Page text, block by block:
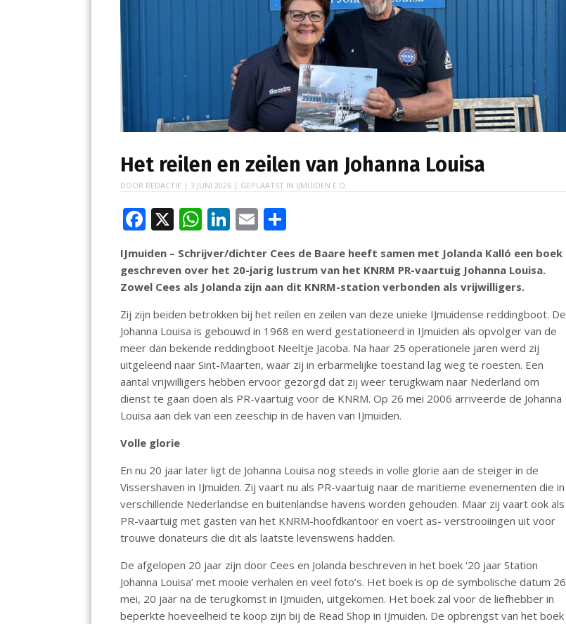
Het reilen en zeilen van Johanna Louisa
DOOR REDACTIE |3 JUNI 2026 | GEPLAATST IN IJMUIDEN E.O.
F
ac
e
b
o
o
k
X W
h
at
s
A
p
p
Li
n
k
e
dI
n
E
m
ai
l
e
n
IJmuiden – Schrijver/dichter Cees de Baare heeft samen met Jolanda Kalló een boek
geschreven over het 20-jarig lustrum van het KNRM PR-vaartuig Johanna Louisa.
Zowel Cees als Jolanda zijn aan dit KNRM-station verbonden als vrijwilligers.
Zij zijn beiden betrokken bij het reilen en zeilen van deze unieke IJmuidense reddingboot. De
Johanna Louisa is gebouwd in 1968 en werd gestationeerd in IJmuiden als opvolger van de
meer dan bekende reddingboot Neeltje Jacoba. Na haar 25 operationele jaren werd zij
uitgeleend naar Sint-Maarten, waar zij in erbarmelijke toestand lag weg te roesten. Een
aantal vrijwilligers hebben ervoor gezorgd dat zij weer terugkwam naar Nederland om
dienst te gaan doen als PR-vaartuig voor de KNRM. Op 26 mei 2006 arriveerde de Johanna
Louisa aan dek van een zeeschip in de haven van IJmuiden.
Volle glorie
En nu 20 jaar later ligt de Johanna Louisa nog steeds in volle glorie aan de steiger in de
Vissershaven in IJmuiden. Zij vaart nu als PR-vaartuig naar de maritieme evenementen die in
verschillende Nederlandse en buitenlandse havens worden gehouden. Maar zij vaart ook als
PR-vaartuig met gasten van het KNRM-hoofdkantoor en voert as- verstrooiingen uit voor
trouwe donateurs die dit als laatste levenswens hadden.
De afgelopen 20 jaar zijn door Cees en Jolanda beschreven in het boek ‘20 jaar Station
Johanna Louisa’ met mooie verhalen en veel foto’s. Het boek is op de symbolische datum 26
mei, 20 jaar na de terugkomst in IJmuiden, uitgekomen. Het boek zal voor de liefhebber in
beperkte hoeveelheid te koop zijn bij de Read Shop in IJmuiden. De opbrengst van het boek